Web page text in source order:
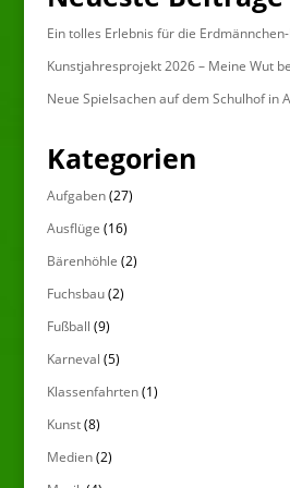
Ein tolles Erlebnis für die
Kunstjahresprojekt 2026 – Meine Wut
Neue Spielsachen auf dem Schulhof in
Kategorien
Aufgaben(27)
Ausflüge (16)
Bärenhöhle (2)
Fuchsbau(2)
Fußball (9)
Karneval (5)
Klassenfahrten(1)
Kunst(8)
Medien(2)